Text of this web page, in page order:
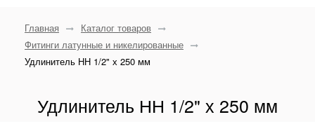
Главная
Каталог товаров
Фитинги латунные и никелированные
Удлинитель НН 1/2" х 250 мм
Удлинитель НН 1/2" х 250 мм